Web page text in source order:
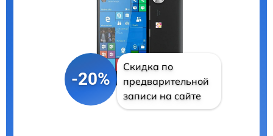
-20%
Скидка по
предварительной
записи на сайте